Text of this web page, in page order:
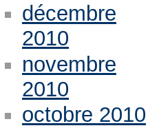
décembre
2010
novembre
2010
octobre 2010